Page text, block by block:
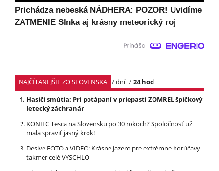
Prichádza nebeská NÁDHERA: POZOR! Uvidíme
ZATMENIE Slnka aj krásny meteorický roj
NAJČÍTANEJŠIE ZO SLOVENSKA 7 dní
24 hod
Hasiči smútia: Pri potápaní v priepasti ZOMREL špičkový
letecký záchranár
KONIEC Tesca na Slovensku po 30 rokoch? Spoločnosť už
mala spraviť jasný krok!
Desivé FOTO a VIDEO: Krásne jazero pre extrémne horúčavy
takmer celé VYSCHLO